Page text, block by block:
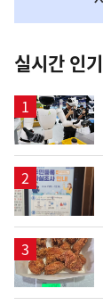
뉴
스
실시간 인